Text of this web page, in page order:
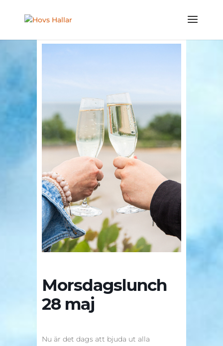
Morsdagslunch
28 maj
Nu är det dags att bjuda ut alla